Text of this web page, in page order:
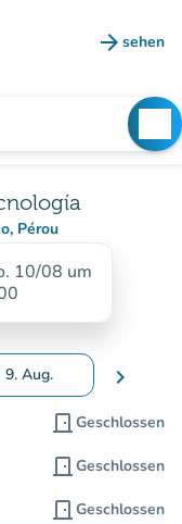
arrow_forward sehen
(new
Pérou
10/08 um
9. Aug.um Daten zu
chevron_right
door_front Geschlossen
door_front Geschlossen
door_front Geschlossen